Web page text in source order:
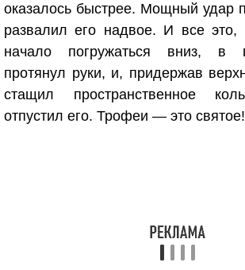
оказалось быстрее. Мощный удар
развалил его надвое. И все это,
начало погружаться вниз, в
протянул руки, и, придержав
стащил пространственное
отпустил его. Трофеи — это святое!